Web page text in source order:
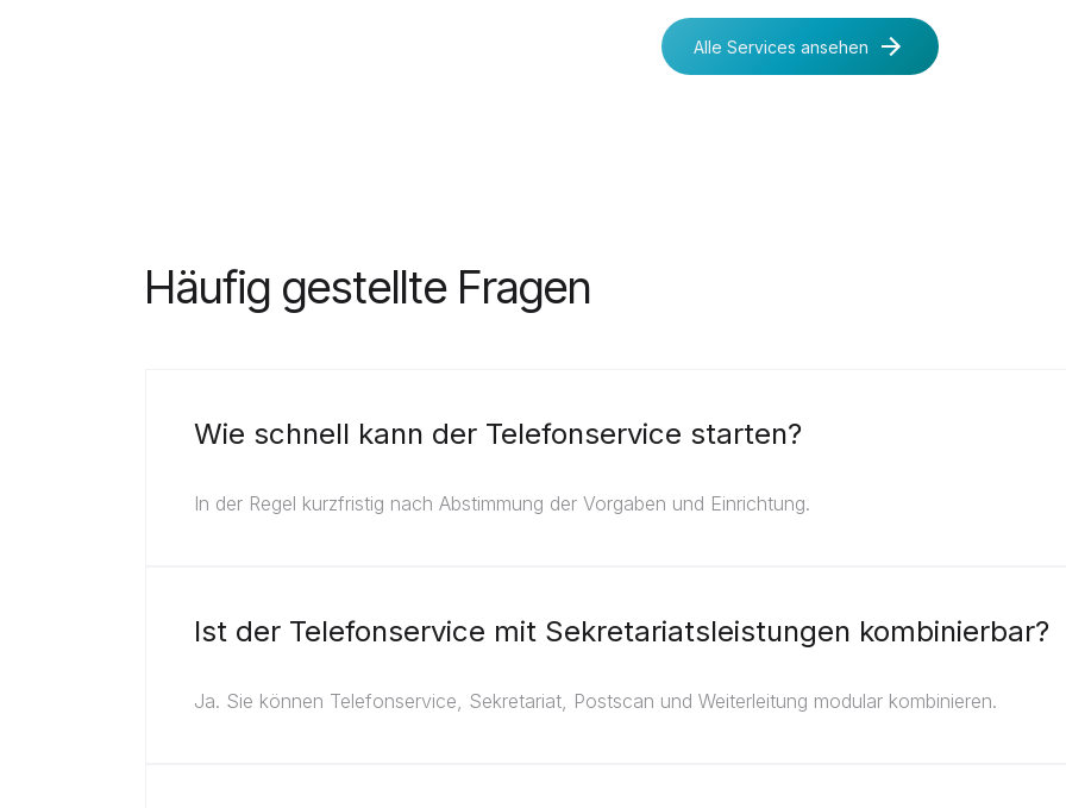
Alle Services ansehen
Häufig gestellte Fragen
Wie schnell kann der Telefonservice starten?
In der Regel kurzfristig nach Abstimmung der Vorgaben und Einrichtung.
Ist der Telefonservice mit Sekretariatsleistungen kombinierbar?
Ja. Sie können Telefonservice, Sekretariat, Postscan und Weiterleitung modular kombinieren.